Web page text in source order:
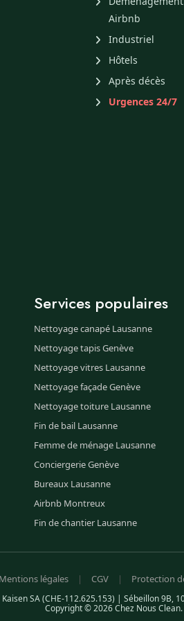
Airbnb
Industriel
Hôtels
Après décès
Urgences 24/7
Services populaires
Nettoyage canapé Lausanne
Nettoyage tapis Genève
Nettoyage vitres Lausanne
Nettoyage façade Genève
Nettoyage toiture Lausanne
Fin de bail Lausanne
Femme de ménage Lausanne
Conciergerie Genève
Bureaux Lausanne
Airbnb Montreux
Fin de chantier Lausanne
légales | CGV | Protection
Kaisen SA (CHE-112.625.153) | Sébeillon 9B,
Copyright © 2026 Chez Nous